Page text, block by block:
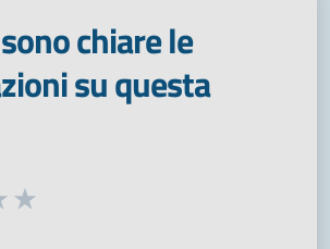
chiare le
su questa
valutazione da 1 a 5 stelle